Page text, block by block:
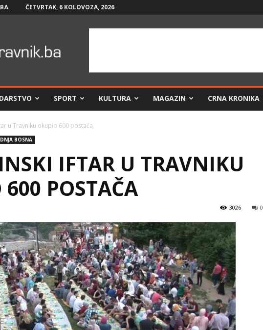
ČETVRTAK, 6 KOLOVOZA, 2026
SPORT KULTURA MAGAZIN CRNA KRONIKA
u Travniku okupio 600 postača
BOSNA
IFTAR U TRAVNIKU
POSTAČA
0
3026